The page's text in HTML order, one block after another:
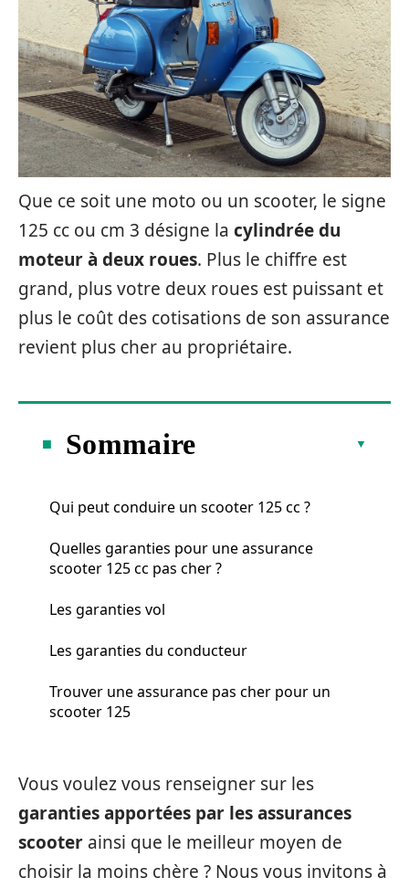
Que ce soit une moto ou un scooter, le signe
125 cc ou cm 3 désigne la cylindrée du
moteur à deux roues. Plus le chiffre est
grand, plus votre deux roues est puissant et
plus le coût des cotisations de son assurance
revient plus cher au propriétaire.
Sommaire
Qui peut conduire un scooter 125 cc ?
Quelles garanties pour une assurance
scooter 125 cc pas cher ?
Les garanties vol
Les garanties du conducteur
Trouver une assurance pas cher pour un
scooter 125
Vous voulez vous renseigner sur les
garanties apportées par les assurances
scooter ainsi que le meilleur moyen de
choisir la moins chère ? Nous vous invitons à